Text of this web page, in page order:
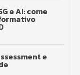
e AI: come
e